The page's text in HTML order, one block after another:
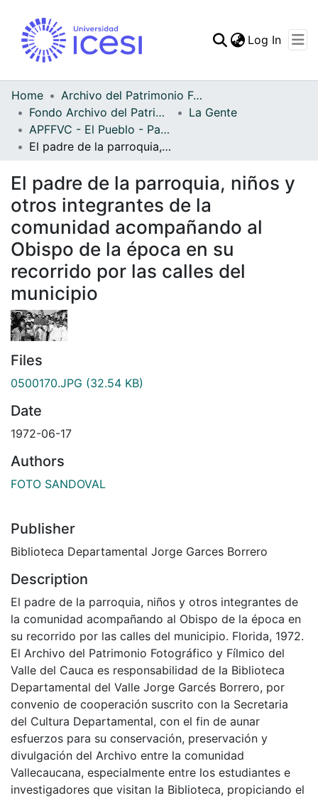
Statistics
Log In
Home
Archivo del Patrimonio Fotográfico y Fílmico del Valle del Cauca
Fondo Archivo del Patrimonio Fotográfico y Fílmico del Valle del Cauca
La Gente
APFFVC - El Pueblo - Patrimonial
El padre de la parroquia, niños y otros integrantes de la comunidad acompañando al Obispo de la época en su recorrido por las calles del municipio
El padre de la parroquia, niños y
otros integrantes de la
comunidad acompañando al
Obispo de la época en su
recorrido por las calles del
municipio
Files
0500170.JPG (32.54 KB)
Date
1972-06-17
Authors
FOTO SANDOVAL
Publisher
Biblioteca Departamental Jorge Garces Borrero
Description
El padre de la parroquia, niños y otros integrantes de
la comunidad acompañando al Obispo de la época en
su recorrido por las calles del municipio. Florida, 1972.
El Archivo del Patrimonio Fotográfico y Fílmico del
Valle del Cauca es responsabilidad de la Biblioteca
Departamental del Valle Jorge Garcés Borrero, por
convenio de cooperación suscrito con la Secretaria
del Cultura Departamental, con el fin de aunar
esfuerzos para su conservación, preservación y
divulgación del Archivo entre la comunidad
Vallecaucana, especialmente entre los estudiantes e
investigadores que visitan la Biblioteca, propiciando el